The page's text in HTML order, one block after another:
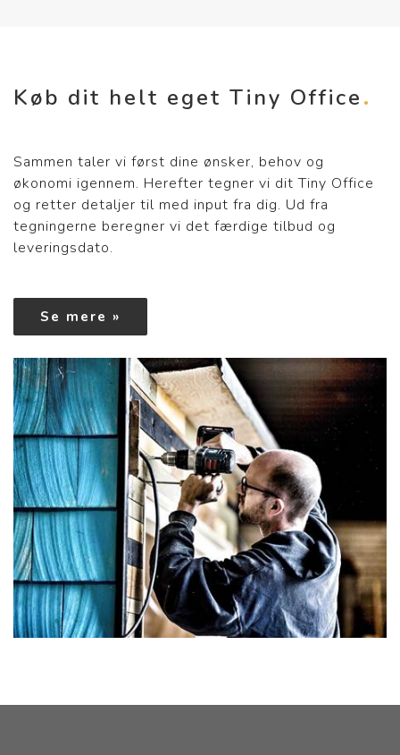
Køb dit helt eget Tiny Office
Sammen taler vi først dine ønsker, behov og
økonomi igennem. Herefter tegner vi dit Tiny Office
og retter detaljer til med input fra dig. Ud fra
tegningerne beregner vi det færdige tilbud og
leveringsdato.
Se mere